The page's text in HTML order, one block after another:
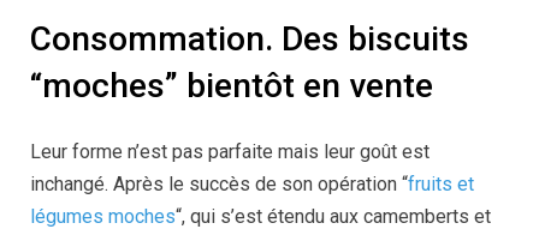
Consommation. Des biscuits
“moches” bientôt en vente
Leur forme n’est pas parfaite mais leur goût est
inchangé. Après le succès de son opération “fruits et
légumes moches“, qui s’est étendu aux camemberts et